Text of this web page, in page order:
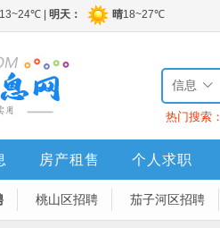
信息
热门搜索：
房产租售 个人求职
桃山区招聘 茄子河区招聘